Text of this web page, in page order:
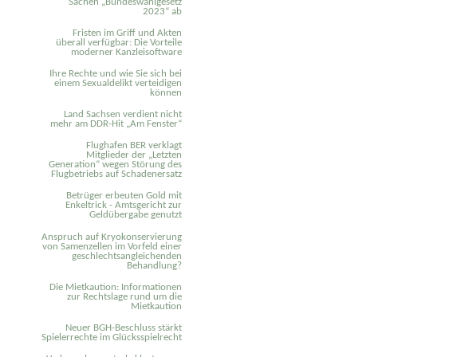
2023“ ab
Fristen im Griff und Akten
überall verfügbar: Die Vorteile
moderner Kanzleisoftware
Ihre Rechte und wie Sie sich bei
einem Sexual­delikt verteidigen
können
Land Sachsen verdient nicht
mehr am DDR-Hit „Am Fenster“
Flughafen BER verklagt
Mitglieder der „Letzten
Generation“ wegen Störung des
Flugbetriebs auf Schadenersatz
Betrüger erbeuten Gold mit
Enkeltrick - Amtsgericht zur
Geldübergabe genutzt
Anspruch auf Kryokonservierung
von Samenzellen im Vorfeld einer
geschlechtsangleichenden
Behandlung?
Die Mietkaution: Informationen
zur Rechtslage rund um die
Mietkaution
Neuer BGH-Beschluss stärkt
Spielerrechte im Glücksspielrecht